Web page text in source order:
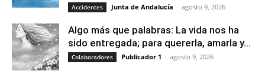
Accidentes Junta de Andalucía - agosto 9, 2026
Algo más que palabras: La vida nos ha
sido entregada; para quererla, amarla y...
Colaboradores Publicador 1 - agosto 9, 2026